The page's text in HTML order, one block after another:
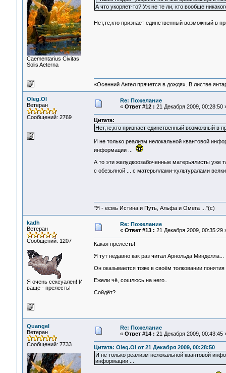
Сaementarius Civitas
Solis Aeterna
А что укоряет-то? Уж не те ли, кто вообще
Нет,те,кто признает единственный возможный в
«Осенний Ангел прячется в дождях. В листве
Oleg.Ol
Ветеран
Сообщений: 2769
Re: Пожелание
« Ответ #12 : 21 Декабря 2009, 00:28:50
Цитата:
Нет,те,кто признает единственный возможный в
И не только реализм нелокальной квантовой
информации ...
А то эти желудкоозабоченные матерьялисты уже
с обезьяной ... с матерьялами-культуралами
"Я - есмь Истина и Путь, Альфа и Омега ..."(с)
kadh
Ветеран
Сообщений: 1207
Я очень сексуален! И
ваще - прелесть!
Re: Пожелание
« Ответ #13 : 21 Декабря 2009, 00:35:29
Какая прелесть!
Я тут недавно как раз читал Арнольда Минделла...
Он оказывается тоже в своём толковании
Ежели чё, сошлюсь на него..
Сойдёт?
Quangel
Ветеран
Сообщений: 7733
Re: Пожелание
« Ответ #14 : 21 Декабря 2009, 00:43:45
Цитата: Oleg.Ol от 21 Декабря 2009, 00:28:50
И не только реализм нелокальной квантовой
информации ...